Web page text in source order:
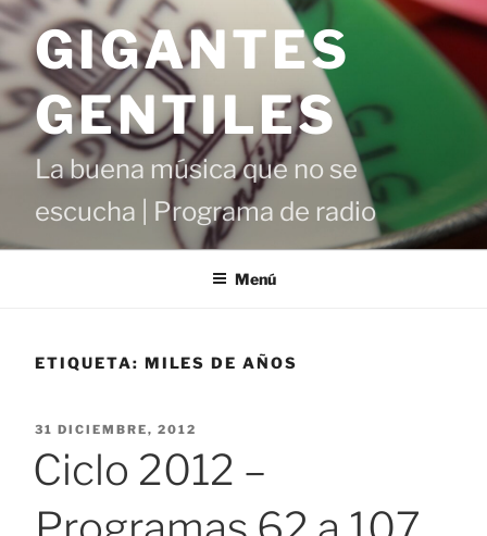
Saltar
contenido
GIGANTES
GENTILES
La buena música que no se
escucha | Programa de radio
Menú
ETIQUETA: MILES DE AÑOS
PUBLICADO
31 DICIEMBRE, 2012
Ciclo 2012 –